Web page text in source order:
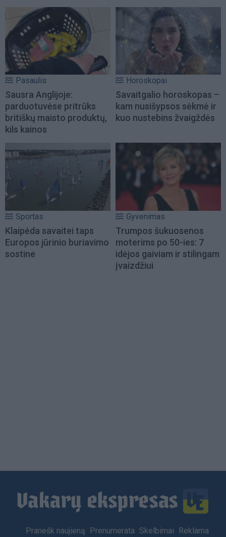
Pasaulis
Sausra Anglijoje:
parduotuvėse pritrūks
britiškų maisto produktų,
kils kainos
Horoskopai
Savaitgalio horoskopas –
kam nusišypsos sėkmė ir
kuo nustebins žvaigždės
Sportas
Klaipėda savaitei taps
Europos jūrinio buriavimo
sostine
Gyvenimas
Trumpos šukuosenos
moterims po 50-ies: 7
idėjos gaiviam ir stilingam
įvaizdžiui
Footer
Pranešk naujieną Prenumerata Skelbimai Reklama